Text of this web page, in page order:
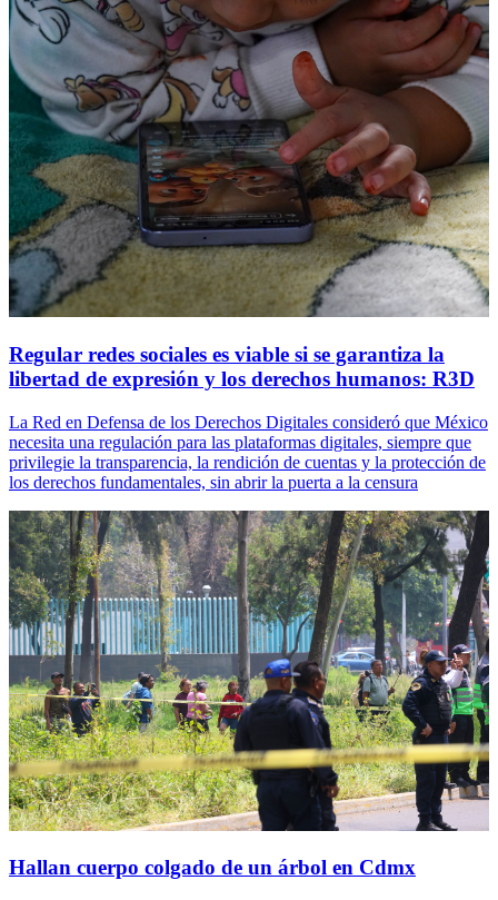
Regular redes sociales es viable si se garantiza la
libertad de expresión y los derechos humanos: R3D
La Red en Defensa de los Derechos Digitales consideró que México
necesita una regulación para las plataformas digitales, siempre que
privilegie la transparencia, la rendición de cuentas y la protección de
los derechos fundamentales, sin abrir la puerta a la censura
Hallan cuerpo colgado de un árbol en Cdmx